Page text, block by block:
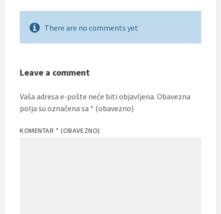
There are no comments yet
Leave a comment
Vaša adresa e-pošte neće biti objavljena. Obavezna
polja su označena sa * (obavezno)
KOMENTAR * (OBAVEZNO)